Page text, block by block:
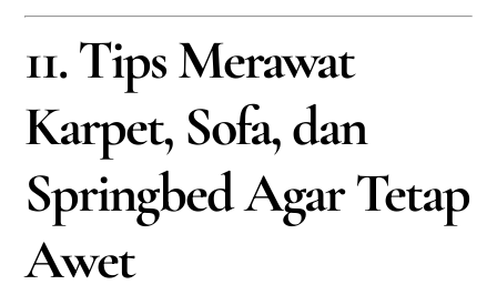
11. Tips Merawat
Karpet, Sofa, dan
Springbed Agar Tetap
Awet